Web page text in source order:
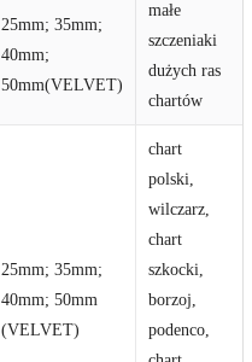
25mm; 35mm;
40mm;
50mm(VELVET)
małe
szczeniaki
dużych ras
chartów
25mm; 35mm;
40mm; 50mm
(VELVET)
chart
polski,
wilczarz,
chart
szkocki,
borzoj,
podenco,